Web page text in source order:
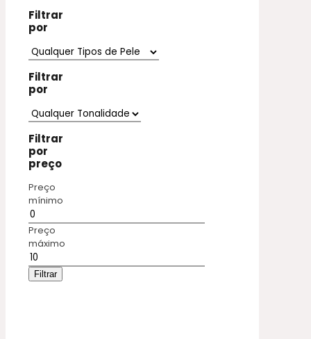
Filtrar
por
Filtrar
por
Filtrar
por
preço
Preço
mínimo
Preço
máximo
Filtrar